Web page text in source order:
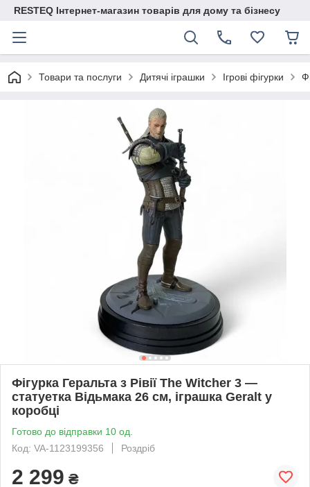
RESTEQ Інтернет-магазин товарів для дому та бізнесу
Товари та послуги Дитячі іграшки Ігрові фігурки
Фігурка Геральта з Рівії The Witcher 3 —
статуетка Відьмака 26 см, іграшка Geralt у
коробці
Готово до відправки 10 од.
Код: VA-1123199356
Роздріб
2 299 ₴